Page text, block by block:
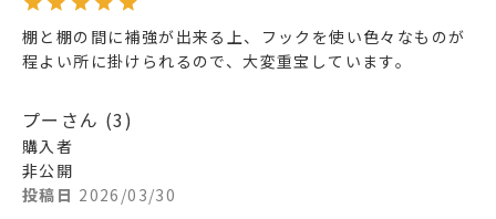
棚と棚の間に補強が出来る上、フックを使い色々なものが
程よい所に掛けられるので、大変重宝しています。
プーさん 3
購入者
非公開
投稿日 2026/03/30